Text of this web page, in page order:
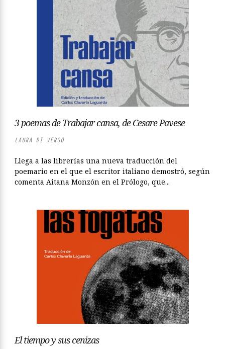
3 poemas de Trabajar cansa, de Cesare Pavese
LAURA DI VERSO
Llega a las librerías una nueva traducción del
poemario en el que el escritor italiano demostró, según
comenta Aitana Monzón en el Prólogo, que...
El tiempo y sus cenizas